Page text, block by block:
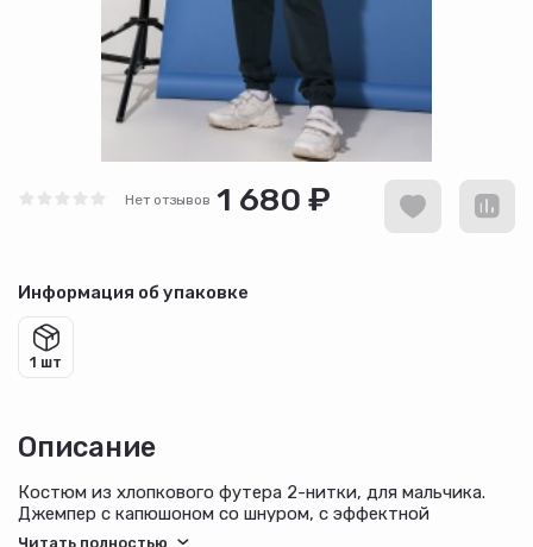
Нет отзывов 1 680 ₽
Информация об упаковке
1 шт
Описание
Костюм из хлопкового футера 2-нитки, для мальчика.
Джемпер с капюшоном со шнуром, с эффектной
вставкой-воротником, с карманом "кенгуру",